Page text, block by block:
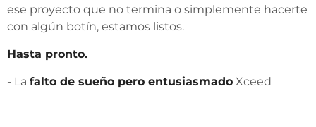
ese proyecto que no termina o simplemente hacerte
con algún botín, estamos listos.
Hasta pronto.
- La falto de sueño pero entusiasmado Xceed